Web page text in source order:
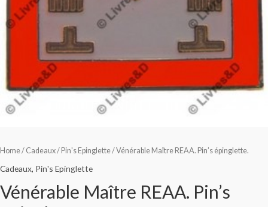
Home/ Cadeaux/ Pin's Epinglette/ Vénérable Maître REAA. Pin’s épinglette.
Cadeaux, Pin's Epinglette
Vénérable Maître REAA. Pin’s